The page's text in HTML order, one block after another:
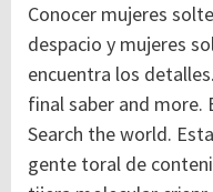
Conocer mujeres
despacio y mujeres
encuentra los
final saber and more.
Search the world.
gente toral de